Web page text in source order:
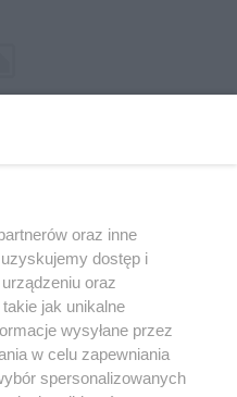
nie może być powielany i
w jakikolwiek sposób (w
na jakimkolwiek polu
z umieszczaniem w
praw. Jakiekolwiek użycie lub
części z naruszeniem prawa,
pod groźbą kary i może być
oraz inne
dostęp i
oraz
jak unikalne
wysyłane przez
w celu zapewniania
spersonalizowanych